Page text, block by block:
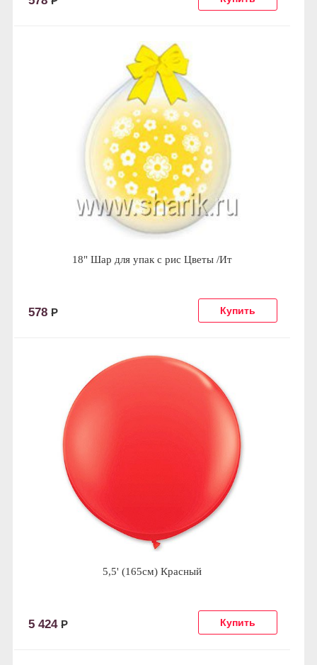
18" Шар для упак c рис Цветы /Ит
578 Р
5,5' (165см) Красный
5 424 Р